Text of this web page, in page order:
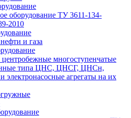
оборудование ТУ 3611-134-
2010
и газа
многоступенчатые
типа ЦНС, ЦНСГ, ЦНСн,
агрегаты на их